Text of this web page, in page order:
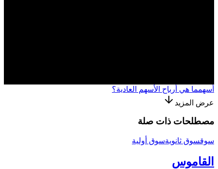
أسهمما هي أرباح الأسهم العادية؟
عرض المزيد
مصطلحات ذات صلة
سوقسوق ثانويةسوق أولية
القاموس